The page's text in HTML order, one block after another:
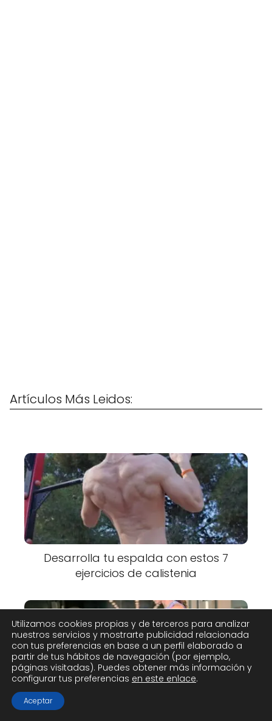
Artículos Más Leidos:
Desarrolla tu espalda con estos 7
ejercicios de calistenia
Fortalece tus isquiotibiales con el curl
Utilizamos cookies propias y de terceros para analizar
nuestros servicios y mostrarte publicidad relacionada
con tus preferencias en base a un perfil elaborado a
partir de tus hábitos de navegación (por ejemplo,
páginas visitadas). Puedes obtener más información y
configurar tus preferencias en este enlace.
Aceptar